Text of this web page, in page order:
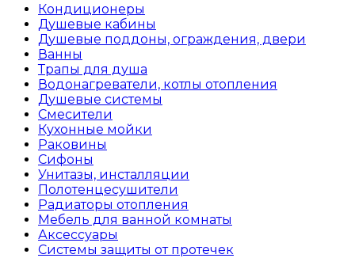
Кондиционеры
Душевые кабины
Душевые поддоны, ограждения, двери
Ванны
Трапы для душа
Водонагреватели, котлы отопления
Душевые системы
Смесители
Кухонные мойки
Раковины
Сифоны
Унитазы, инсталляции
Полотенцесушители
Радиаторы отопления
Мебель для ванной комнаты
Аксессуары
Системы защиты от протечек